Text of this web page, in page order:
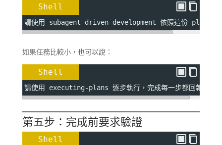
Shell
請使用 subagent-driven-development 依照這份 plan 執
如果任務比較小，也可以說：
Shell
請使用 executing-plans 逐步執行，完成每一步都回報。
第五步：完成前要求驗證
Shell